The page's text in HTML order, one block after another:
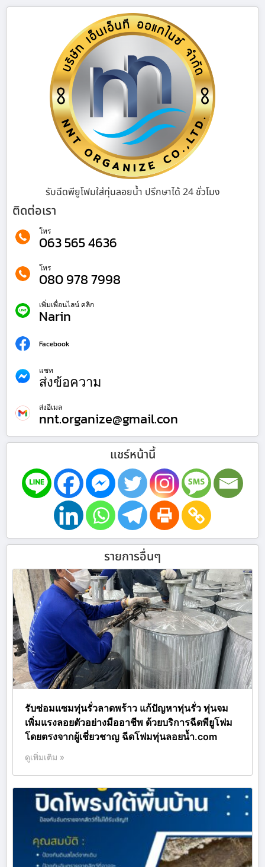
รับฉีดพียูโฟมใส่ทุ่นลอยน้ำ ปรึกษาได้ 24 ชั่วโมง
ติดต่อเรา
โทร
063 565 4636
โทร
080 978 7998
เพิ่มเพื่อนไลน์ คลิก
Narin
Facebook
แชท
ส่งข้อความ
ส่งอีเมล
nnt.organize@gmail.con
แชร์หน้านี้
รายการอื่นๆ
รับซ่อมแซมทุ่นรั่วลาดพร้าว แก้ปัญหาทุ่นรั่ว ทุ่นจม
เพิ่มแรงลอยตัวอย่างมืออาชีพ ด้วยบริการฉีดพียูโฟม
โดยตรงจากผู้เชี่ยวชาญ ฉีดโฟมทุ่นลอยน้ำ.com
ดูเพิ่มเติม »